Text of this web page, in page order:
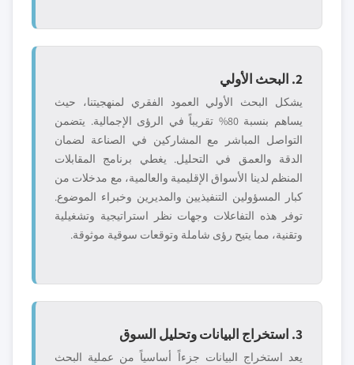
2. البحث الأولي
يشكل البحث الأولي العمود الفقري لمنهجيتنا، حيث
يساهم بنسبة 80% تقريباً في الرؤى الإجمالية. يتضمن
التواصل المباشر مع المشاركين في الصناعة لضمان
الدقة والعمق في التحليل. يغطي برنامج المقابلات
المنظم لدينا الأسواق الإقليمية والعالمية، مع مدخلات من
كبار المسؤولين التنفيذيين والمديرين وخبراء الموضوع.
توفر هذه التفاعلات وجهات نظر استراتيجية وتشغيلية
وتقنية، مما يتيح رؤى شاملة وتوقعات سوقية موثوقة.
3. استخراج البيانات وتحليل السوق
يعد استخراج البيانات جزءاً أساسياً من عملية البحث